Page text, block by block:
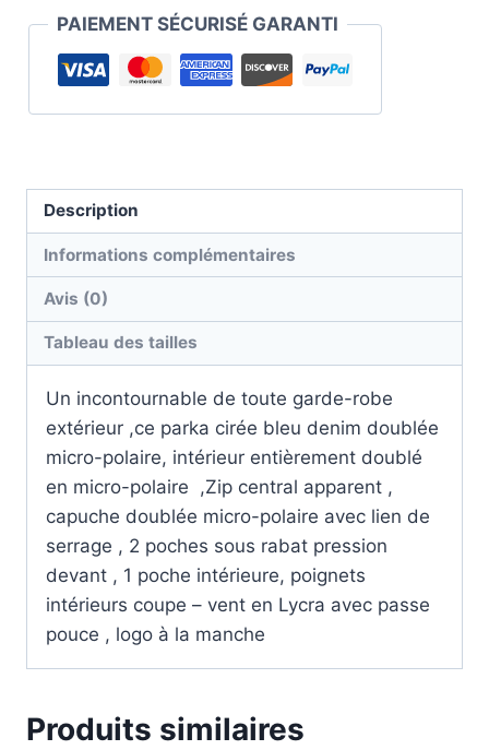
PAIEMENT SÉCURISÉ GARANTI
Description
Informations complémentaires
Avis (0)
Tableau des tailles
Un incontournable de toute garde-robe
extérieur ,ce parka cirée bleu denim doublée
micro-polaire, intérieur entièrement doublé
en micro-polaire ,Zip central apparent ,
capuche doublée micro-polaire avec lien de
serrage , 2 poches sous rabat pression
devant , 1 poche intérieure, poignets
intérieurs coupe – vent en Lycra avec passe
pouce , logo à la manche
Produits similaires